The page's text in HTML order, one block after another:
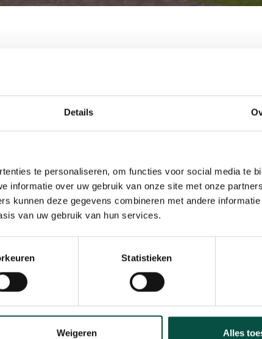
Details
te personaliseren, om functies voor social media te
informatie over uw gebruik van onze site met onze
kunnen deze gegevens combineren met andere
van uw gebruik van hun services.
Statistieken
Weigeren Alles
Bedrijvenpark (KBP) hebben een
kavel op het KBP. Op deze kavel wordt een
Er wordt ruimte geboden aan diverse
van het KBP, het parkmanagement KBP en
met Subway om een vestigingspunt
van het gebouw te realiseren.
Het facilitypoint wordt een ontmoetingsplek voor
locatie in het noorden van het
en ca. 1.500m² vloeroppervlakte. Een deel van